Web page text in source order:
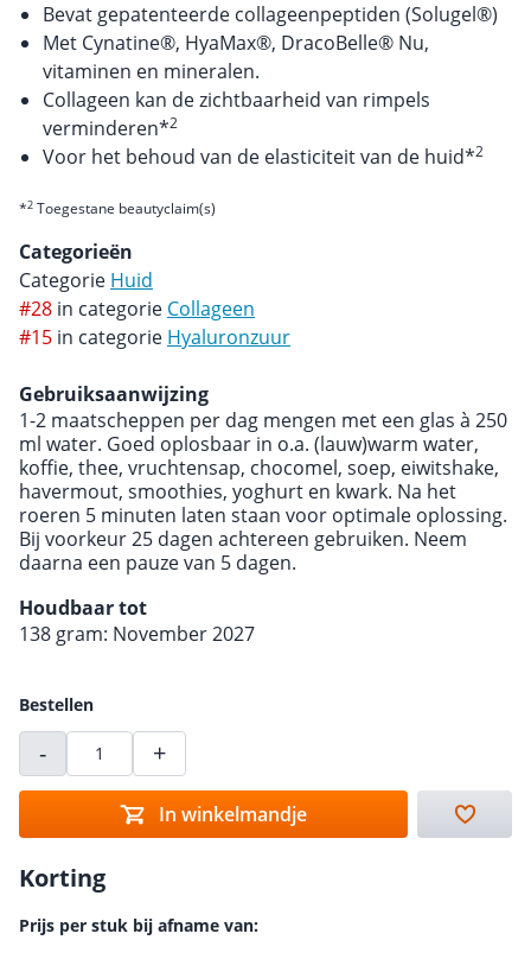
Bevat gepatenteerde collageenpeptiden (Solugel®)
Met Cynatine®, HyaMax®, DracoBelle® Nu,
vitaminen en mineralen.
Collageen kan de zichtbaarheid van rimpels
verminderen*2
Voor het behoud van de elasticiteit van de huid*2
*2 Toegestane beautyclaim(s)
Categorieën
Categorie Huid
#28 in categorie Collageen
#15 in categorie Hyaluronzuur
Gebruiksaanwijzing
1-2 maatscheppen per dag mengen met een glas à 250
ml water. Goed oplosbaar in o.a. (lauw)warm water,
koffie, thee, vruchtensap, chocomel, soep, eiwitshake,
havermout, smoothies, yoghurt en kwark. Na het
roeren 5 minuten laten staan voor optimale oplossing.
Bij voorkeur 25 dagen achtereen gebruiken. Neem
daarna een pauze van 5 dagen.
Houdbaar tot
138 gram: November 2027
Bestellen
- +
In winkelmandje
Korting
Prijs per stuk bij afname van: